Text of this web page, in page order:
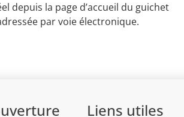
depuis la page d’accueil du guichet
par voie électronique.
Liens utiles